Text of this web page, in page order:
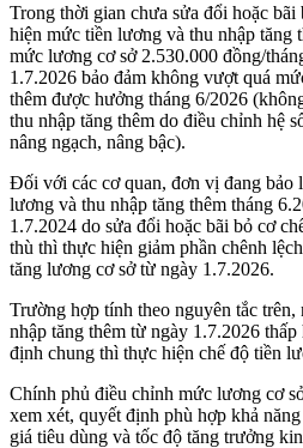
Trong thời gian chưa sửa đổi hoặc
hiện mức tiền lương và thu nhập tăng
mức lương cơ sở 2.530.000 đồng/
1.7.2026 bảo đảm không vượt quá
thêm được hưởng tháng 6/2026
thu nhập tăng thêm do điều chỉnh hệ
nâng ngạch, nâng bậc).
Đối với các cơ quan, đơn vị đang bảo
lương và thu nhập tăng thêm tháng
1.7.2024 do sửa đổi hoặc bãi bỏ cơ
thù thì thực hiện giảm phần chênh
tăng lương cơ sở từ ngày 1.7.2026.
Trường hợp tính theo nguyên tắc
nhập tăng thêm từ ngày 1.7.2026
định chung thì thực hiện chế độ tiền
Chính phủ điều chỉnh mức lương cơ
xem xét, quyết định phù hợp khả
giá tiêu dùng và tốc độ tăng trưởng